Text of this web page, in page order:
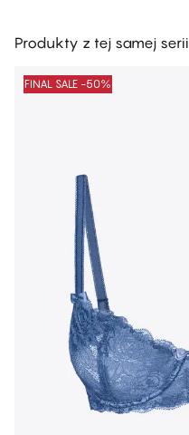
Produkty z tej samej serii
FINAL SALE -50%